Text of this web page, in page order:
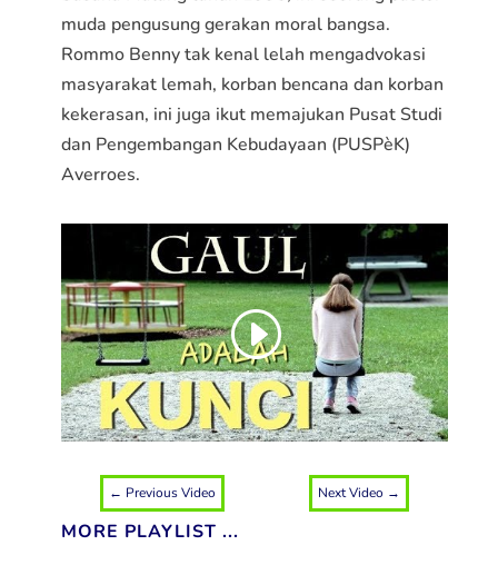
muda pengusung gerakan moral bangsa.
Rommo Benny tak kenal lelah mengadvokasi
masyarakat lemah, korban bencana dan korban
kekerasan, ini juga ikut memajukan Pusat Studi
dan Pengembangan Kebudayaan (PUSPèK)
Averroes.
← Previous Video Next Video →
MORE PLAYLIST ...